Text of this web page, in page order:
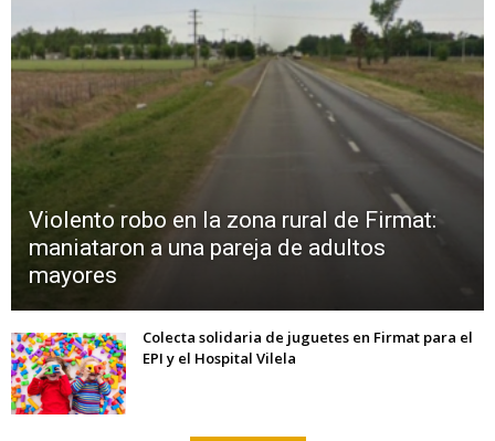
Violento robo en la zona rural de Firmat:
maniataron a una pareja de adultos
mayores
Colecta solidaria de juguetes en Firmat para el
EPI y el Hospital Vilela